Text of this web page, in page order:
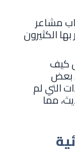
مشاعر
الكثيرون
كيف
بعض
التي لم
مما